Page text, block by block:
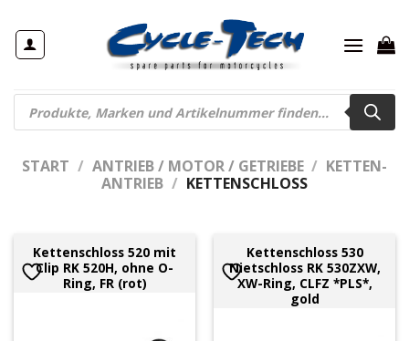
Inhalt
springen
Products
search
START / ANTRIEB / MOTOR / GETRIEBE / KETTEN-
ANTRIEB / KETTENSCHLOSS
Kettenschloss 520 mit
Clip RK 520H, ohne O-
Ring, FR (rot)
Kettenschloss 530
Nietschloss RK 530ZXW,
XW-Ring, CLFZ *PLS*,
gold